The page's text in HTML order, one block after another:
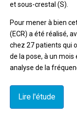
et sous-crestal (S).
Pour mener à bien
(ECR) a été réalisé,
chez 27 patients qui
de la pose, à un
analyse de la
Lire l'étude